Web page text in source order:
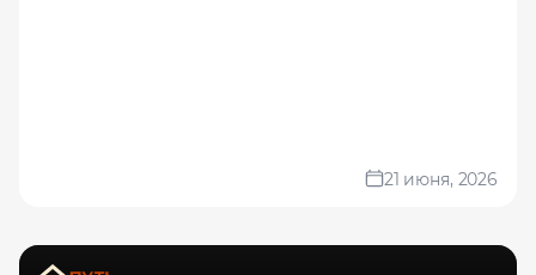
21 июня, 2026